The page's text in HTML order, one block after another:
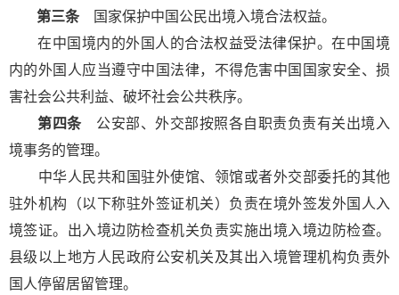
第三条国家保护中国公民出境入境合法权益。
在中国境内的外国人的合法权益受法律保护。在中国境
内的外国人应当遵守中国法律，不得危害中国国家安全、损
害社会公共利益、破坏社会公共秩序。
第四条公安部、外交部按照各自职责负责有关出境入
境事务的管理。
中华人民共和国驻外使馆、领馆或者外交部委托的其他
驻外机构（以下称驻外签证机关）负责在境外签发外国人入
境签证。出入境边防检查机关负责实施出境入境边防检查。
县级以上地方人民政府公安机关及其出入境管理机构负责外
国人停留居留管理。